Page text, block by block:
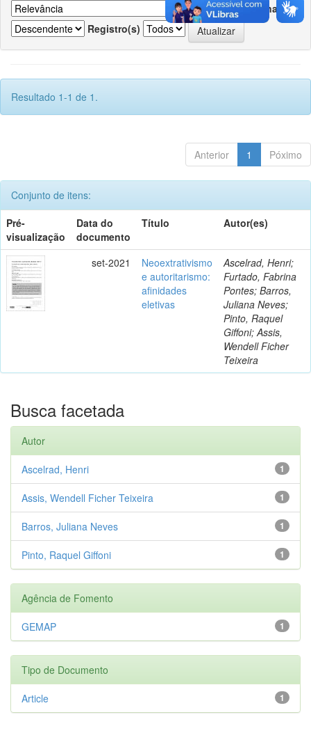
Ordenar
Registro(s)
Resultado 1-1 de 1.
Anterior 1 Póximo
Conjunto de itens:
Pré-
visualização
Data do
documento
Título Autor(es)
set-2021
Neoextrativismo
e autoritarismo:
afinidades
eletivas
Ascelrad, Henri;
Furtado, Fabrina
Pontes; Barros,
Juliana Neves;
Pinto, Raquel
Giffoni; Assis,
Wendell Ficher
Teixeira
Busca facetada
Autor
1
Ascelrad, Henri
1
Assis, Wendell Ficher Teixeira
1
Barros, Juliana Neves
1
Pinto, Raquel Giffoni
Agência de Fomento
1
GEMAP
Tipo de Documento
1
Article